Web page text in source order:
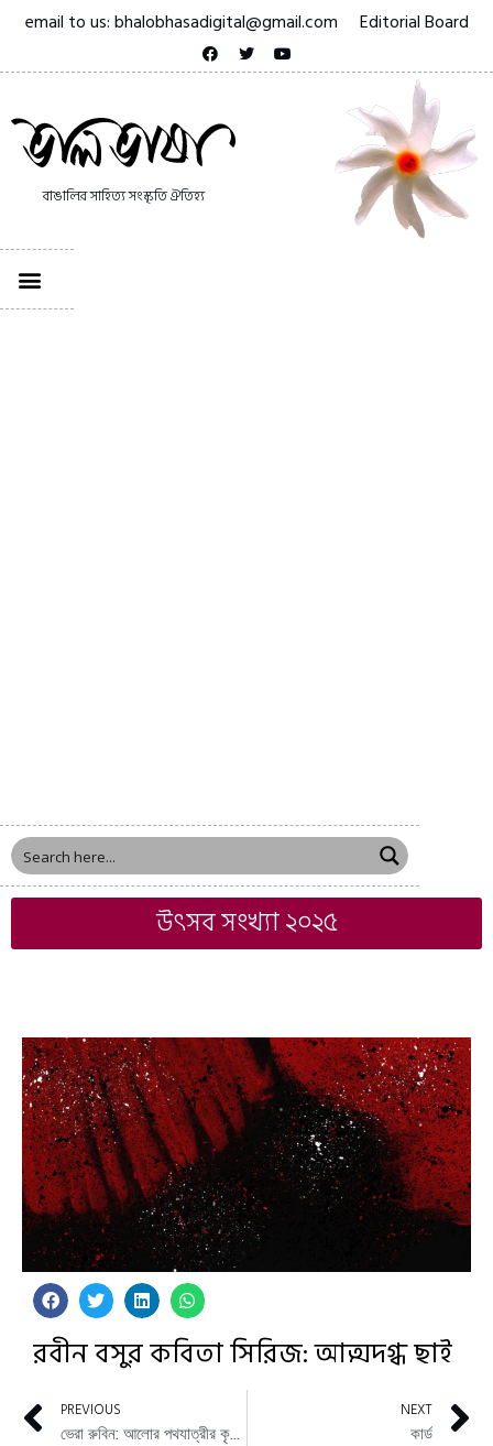
email to us: bhalobhasadigital@gmail.com Editorial Board
বাঙালির সাহিত্য সংস্কৃতি ঐতিহ্য
উৎসব সংখ্যা ২০২৫
রবীন বসুর কবিতা সিরিজ: আত্মদগ্ধ ছাই
PREVIOUS
ভেরা রুবিন: আলোর পথযাত্রীর কৃষ্ণ-বস্তু আবিষ্কার
NEXT
কার্ড